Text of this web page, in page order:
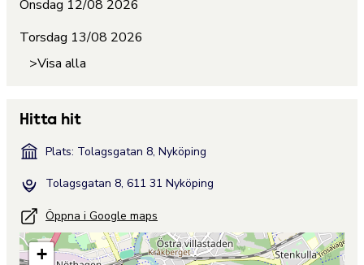
Onsdag 12/08 2026
Torsdag 13/08 2026
>Visa alla
Hitta hit
Plats: Tolagsgatan 8, Nyköping
Tolagsgatan 8, 611 31 Nyköping
Öppna i Google maps
+